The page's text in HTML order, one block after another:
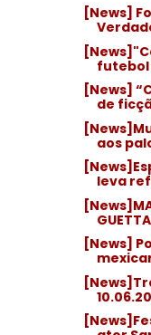
[News]
futebol
[News]
de
aos
leva
[News]